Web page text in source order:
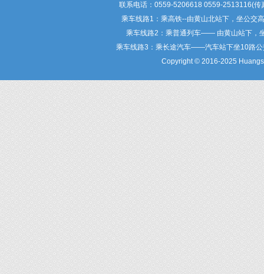
联系电话：0559-5206618 0559-2513116(
乘车线路1：乘高铁--由黄山北站下，坐公交
乘车线路2：乘普通列车—— 由黄山站下，
乘车线路3：乘长途汽车——汽车站下坐10路公
Copyright © 2016-2025